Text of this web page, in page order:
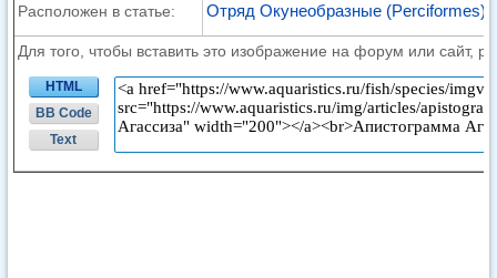
Расположен в статье: Отряд Окунеобразные (Perciformes)
Для того, чтобы вставить это изображение на форум или сайт,
HTML
BB Code
Text